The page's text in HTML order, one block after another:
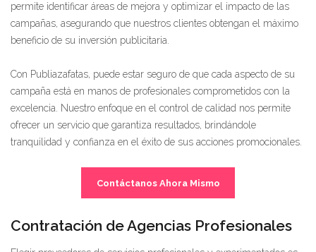
permite identificar áreas de mejora y optimizar el impacto de las
campañas, asegurando que nuestros clientes obtengan el máximo
beneficio de su inversión publicitaria.
Con Publiazafatas, puede estar seguro de que cada aspecto de su
campaña está en manos de profesionales comprometidos con la
excelencia. Nuestro enfoque en el control de calidad nos permite
ofrecer un servicio que garantiza resultados, brindándole
tranquilidad y confianza en el éxito de sus acciones promocionales.
Contáctanos Ahora Mismo
Contratación de Agencias Profesionales